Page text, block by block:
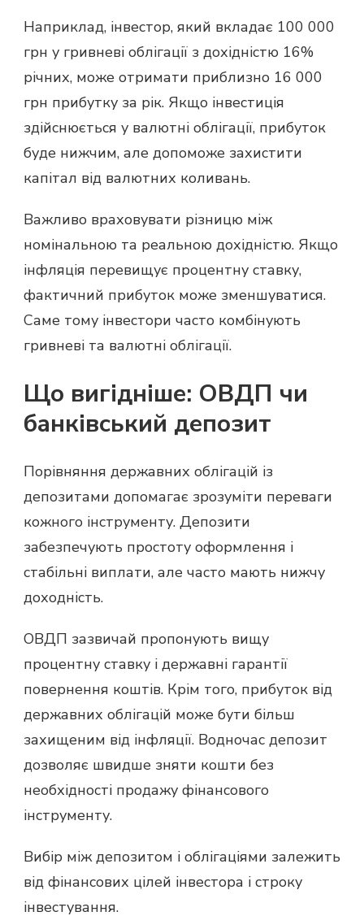
Наприклад, інвестор, який вкладає 100 000
грн у гривневі облігації з дохідністю 16%
річних, може отримати приблизно 16 000
грн прибутку за рік. Якщо інвестиція
здійснюється у валютні облігації, прибуток
буде нижчим, але допоможе захистити
капітал від валютних коливань.
Важливо враховувати різницю між
номінальною та реальною дохідністю. Якщо
інфляція перевищує процентну ставку,
фактичний прибуток може зменшуватися.
Саме тому інвестори часто комбінують
гривневі та валютні облігації.
Що вигідніше: ОВДП чи
банківський депозит
Порівняння державних облігацій із
депозитами допомагає зрозуміти переваги
кожного інструменту. Депозити
забезпечують простоту оформлення і
стабільні виплати, але часто мають нижчу
доходність.
ОВДП зазвичай пропонують вищу
процентну ставку і державні гарантії
повернення коштів. Крім того, прибуток від
державних облігацій може бути більш
захищеним від інфляції. Водночас депозит
дозволяє швидше зняти кошти без
необхідності продажу фінансового
інструменту.
Вибір між депозитом і облігаціями залежить
від фінансових цілей інвестора і строку
інвестування.